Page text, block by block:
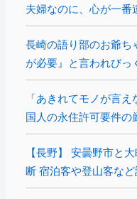
夫婦なのに、心が一番
長崎の語り部のお爺ち
が必要』と言われびっ
「あきれてモノが言
国人の永住許可要件の
【長野】 安曇野市と
断 宿泊客や登山客な